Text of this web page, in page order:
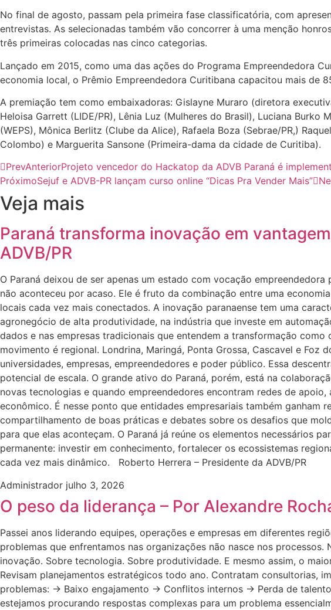
No final de agosto, passam pela primeira fase classificatória, com
entrevistas. As selecionadas também vão concorrer à uma menção
três primeiras colocadas nas cinco categorias.
Lançado em 2015, como uma das ações do Programa Empreendedora
economia local, o Prêmio Empreendedora Curitibana capacitou mais de
A premiação tem como embaixadoras: Gislayne Muraro (diretora
Heloisa Garrett (LIDE/PR), Lênia Luz (Mulheres do Brasil), Luciana
(WEPS), Mônica Berlitz (Clube da Alice), Rafaela Boza (Sebrae/PR,)
Colombo) e Marguerita Sansone (Primeira-dama da cidade de Curitiba).
PrevAnteriorProjeto vencedor do Hackatop da ADVB Paraná é
PróximoSejuf e ADVB-PR lançam curso online “Dicas Pra Vender Mais”
Veja mais
Paraná transforma inovação em
ADVB/PR
O Paraná deixou de ser apenas um estado com vocação
não aconteceu por acaso. Ele é fruto da combinação entre uma
locais cada vez mais conectados. A inovação paranaense tem uma
agronegócio de alta produtividade, na indústria que investe em
dados e nas empresas tradicionais que entendem a transformação
movimento é regional. Londrina, Maringá, Ponta Grossa, Cascavel e
universidades, empresas, empreendedores e poder público. Essa
potencial de escala. O grande ativo do Paraná, porém, está na
novas tecnologias e quando empreendedores encontram redes de
econômico. É nesse ponto que entidades empresariais também ganham
compartilhamento de boas práticas e debates sobre os desafios que
para que elas aconteçam. O Paraná já reúne os elementos necessários
permanente: investir em conhecimento, fortalecer os ecossistemas
cada vez mais dinâmico. Roberto Herrera – Presidente da ADVB/PR
Administrador julho 3, 2026
O peso da liderança – Por Alexandre
Passei anos liderando equipes, operações e empresas em diferentes
problemas que enfrentamos nas organizações não nasce nos
inovação. Sobre tecnologia. Sobre produtividade. E mesmo assim, o
Revisam planejamentos estratégicos todo ano. Contratam consultorias,
problemas: → Baixo engajamento → Conflitos internos → Perda de
estejamos procurando respostas complexas para um problema